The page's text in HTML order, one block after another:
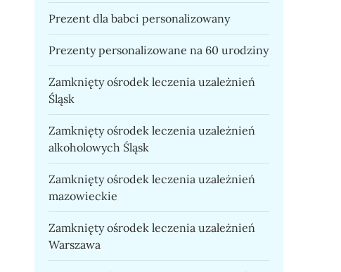
Prezent dla babci personalizowany
Prezenty personalizowane na 60 urodziny
Zamknięty ośrodek leczenia uzależnień
Śląsk
Zamknięty ośrodek leczenia uzależnień
alkoholowych Śląsk
Zamknięty ośrodek leczenia uzależnień
mazowieckie
Zamknięty ośrodek leczenia uzależnień
Warszawa